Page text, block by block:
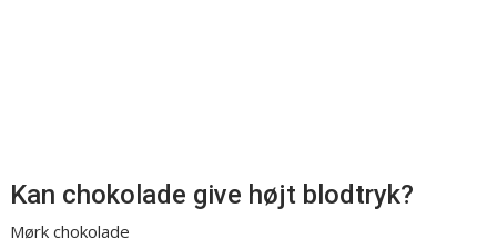
Kan chokolade give højt blodtryk?
Mørk chokolade